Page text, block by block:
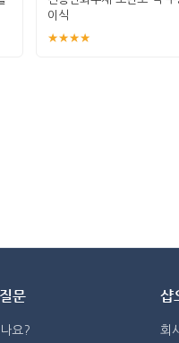
이식
★★★★
문
요?
샵
회